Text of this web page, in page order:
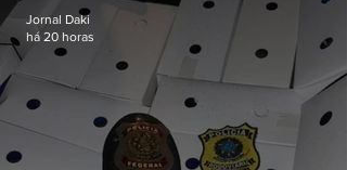
Jornal Daki
há 20 horas